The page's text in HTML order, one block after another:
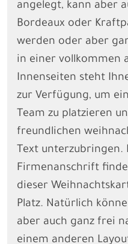
angelegt, kann aber
Bordeaux oder
werden oder aber
in einer vollkommen
Innenseiten steht
zur Verfügung, um
Team zu platzieren
freundlichen
Text
Firmenanschrift
dieser
Platz. Natürlich
aber auch ganz frei
einem anderen